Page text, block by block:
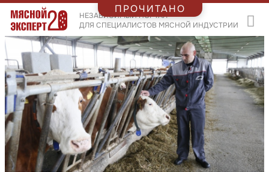
НЕЗАВИСИМЫЙ ПОРТАЛ
ДЛЯ СПЕЦИАЛИСТОВ МЯСНОЙ ИНДУСТРИИ
ПРОЧИТАНО